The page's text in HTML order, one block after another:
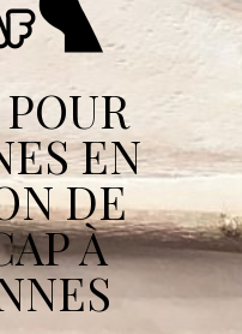
EN
DE
À